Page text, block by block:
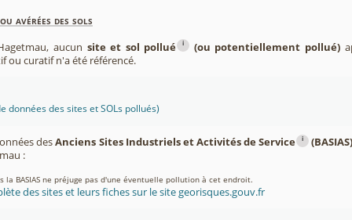
avérées des sols
aucun site et sol pollué i (ou potentiellement pollué)
ou curatif n'a été référencé.
données des sites et SOLs pollués)
desAnciens Sites Industriels et Activités de Service i
:
BASIAS ne préjuge pas d'une éventuelle pollution à cet endroit.
des sites et leurs fiches sur le site georisques.gouv.fr